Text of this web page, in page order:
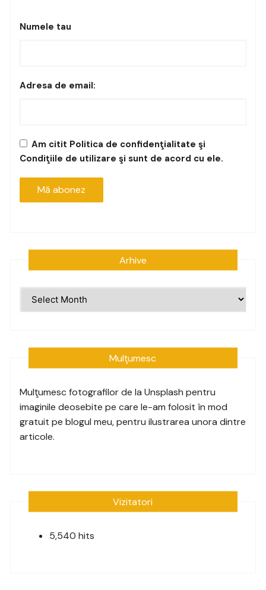
Numele tau
Adresa de email:
Am citit Politica de confidenţialitate şi
Condiţiile de utilizare şi sunt de acord cu ele.
Arhive
Mulţumesc
Mulţumesc fotografilor de laUnsplash pentru
imaginile deosebite pe care le-am folosit în mod
gratuit pe blogul meu, pentru ilustrarea unora dintre
articole.
Vizitatori
5,540 hits